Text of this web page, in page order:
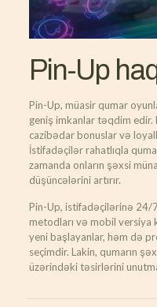
Pin-Up
Pin-Up, müasir qumar
geniş imkanlar təqdim
cazibədar bonuslar və
İstifadəçilər rahatlıqla
zamanda onların şəxsi
düşüncələrini artırır.
Pin-Up, istifadəçilərinə
metodları və mobil versiya
yeni başlayanlar, həm də
seçimdir. Lakin, qumarın
üzərindəki təsirlərini